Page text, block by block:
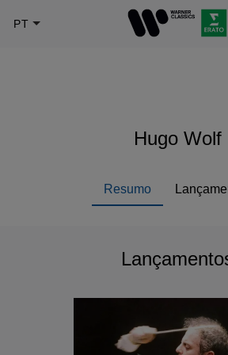
Hugo Wolf
Resumo